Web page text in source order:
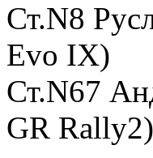
Ст.N8
Evo IX)
Ст.N67
GR Rally2)